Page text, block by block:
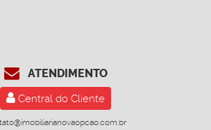
ATENDIMENTO
Central do Cliente